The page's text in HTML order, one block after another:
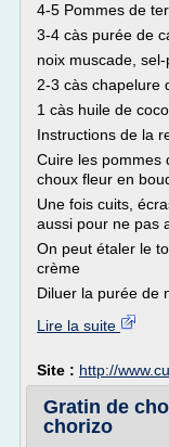
4-5 Pommes de
3-4 càs purée de
noix muscade,
2-3 càs chapelure
1 càs huile de
Instructions de la
Cuire les pommes
choux fleur en
Une fois cuits,
aussi pour ne pas
On peut étaler le
crème
Diluer la purée de
Lire la suite
Site : http://
Gratin de
chorizo